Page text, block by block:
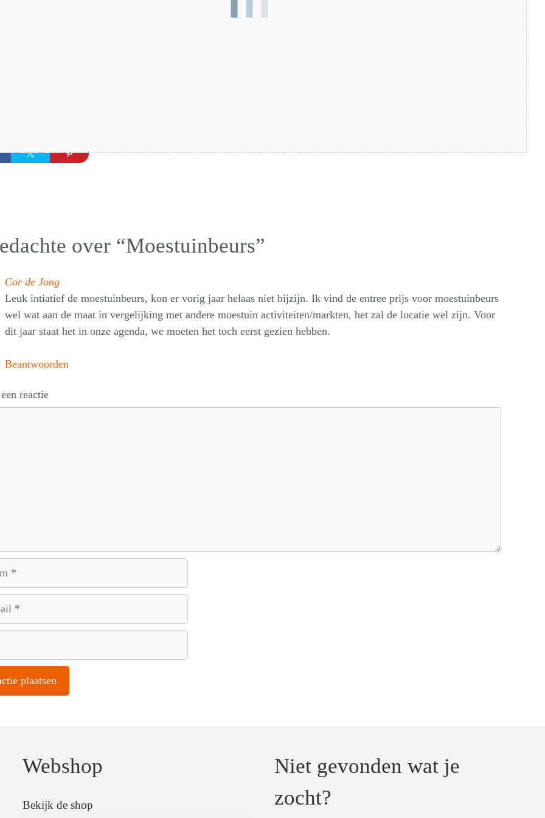
over “Moestuinbeurs”
Cor de Jong
Leuk intiatief de moestuinbeurs, kon er vorig jaar helaas niet bijzijn. Ik vind de entree prijs voor moestuinbeurs
wel wat aan de maat in vergelijking met andere moestuin activiteiten/markten, het zal de locatie wel zijn. Voor
dit jaar staat het in onze agenda, we moeten het toch eerst gezien hebben.
Beantwoorden
reactie
Webshop
Bekijk de shop
Niet gevonden wat je
zocht?